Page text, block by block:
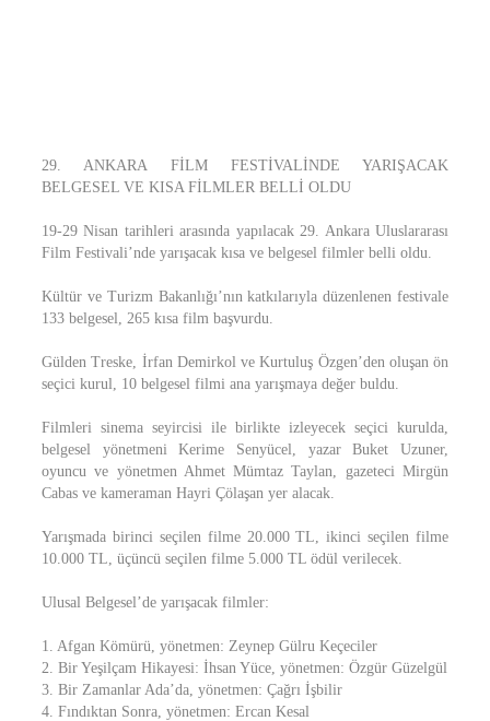
29. ANKARA FİLM FESTİVALİNDE YARIŞACAK
BELGESEL VE KISA FİLMLER BELLİ OLDU
19-29 Nisan tarihleri arasında yapılacak 29. Ankara Uluslararası
Film Festivali’nde yarışacak kısa ve belgesel filmler belli oldu.
Kültür ve Turizm Bakanlığı’nın katkılarıyla düzenlenen festivale
133 belgesel, 265 kısa film başvurdu.
Gülden Treske, İrfan Demirkol ve Kurtuluş Özgen’den oluşan ön
seçici kurul, 10 belgesel filmi ana yarışmaya değer buldu.
Filmleri sinema seyircisi ile birlikte izleyecek seçici kurulda,
belgesel yönetmeni Kerime Senyücel, yazar Buket Uzuner,
oyuncu ve yönetmen Ahmet Mümtaz Taylan, gazeteci Mirgün
Cabas ve kameraman Hayri Çölaşan yer alacak.
Yarışmada birinci seçilen filme 20.000 TL, ikinci seçilen filme
10.000 TL, üçüncü seçilen filme 5.000 TL ödül verilecek.
Ulusal Belgesel’de yarışacak filmler:
1. Afgan Kömürü, yönetmen: Zeynep Gülru Keçeciler
2. Bir Yeşilçam Hikayesi: İhsan Yüce, yönetmen: Özgür Güzelgül
3. Bir Zamanlar Ada’da, yönetmen: Çağrı İşbilir
4. Fındıktan Sonra, yönetmen: Ercan Kesal